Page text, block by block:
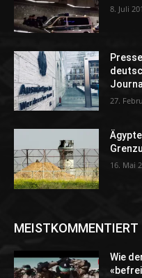
8. Juli
27.
16. Mai
MEISTKOMMENTIERT
Wie